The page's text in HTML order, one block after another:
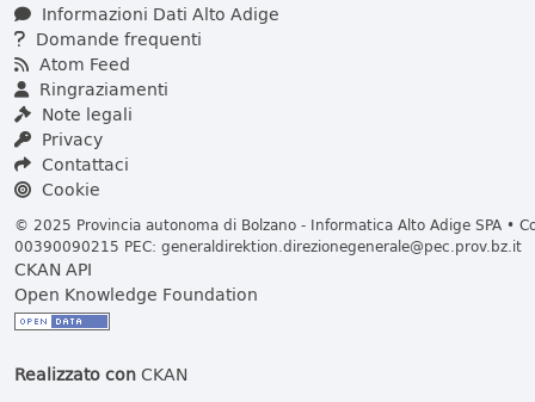
Informazioni Dati Alto Adige
Domande frequenti
Atom Feed
Ringraziamenti
Note legali
Privacy
Contattaci
Cookie
© 2025 Provincia autonoma di Bolzano - Informatica Alto Adige SPA •
00390090215 PEC: generaldirektion.direzionegenerale@pec.prov.bz.it
CKAN API
Open Knowledge Foundation
Realizzato conCKAN